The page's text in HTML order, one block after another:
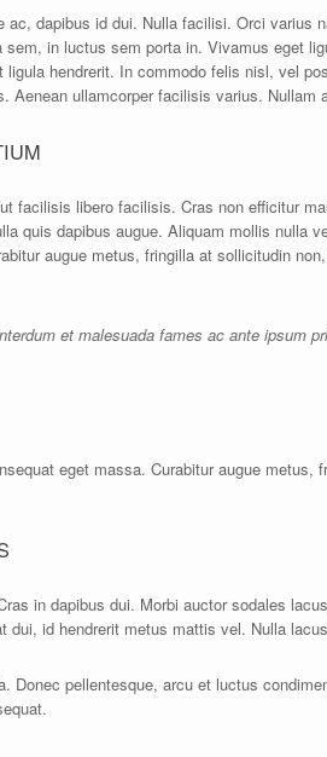
dapibus id dui. Nulla facilisi. Orci varius
in luctus sem porta in. Vivamus eget
hendrerit. In commodo felis nisl, vel
Aenean ullamcorper facilisis varius. Nullam
facilisis libero facilisis. Cras non efficitur
quis dapibus augue. Aliquam mollis nulla
augue metus, fringilla at sollicitudin
et malesuada fames ac ante ipsum
eget massa. Curabitur augue
in dapibus dui. Morbi auctor sodales
dui, id hendrerit metus mattis vel. Nulla
Donec pellentesque, arcu et luctus